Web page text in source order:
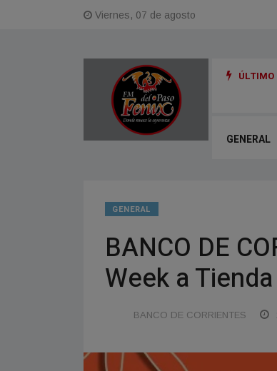
Viernes, 07 de agosto
ÚLTIMO
para reactivar obras cloacales en Corrientes y Paso de la
GENERAL
GENERAL
BANCO DE
Week a
BANCO DE CORRIENTES